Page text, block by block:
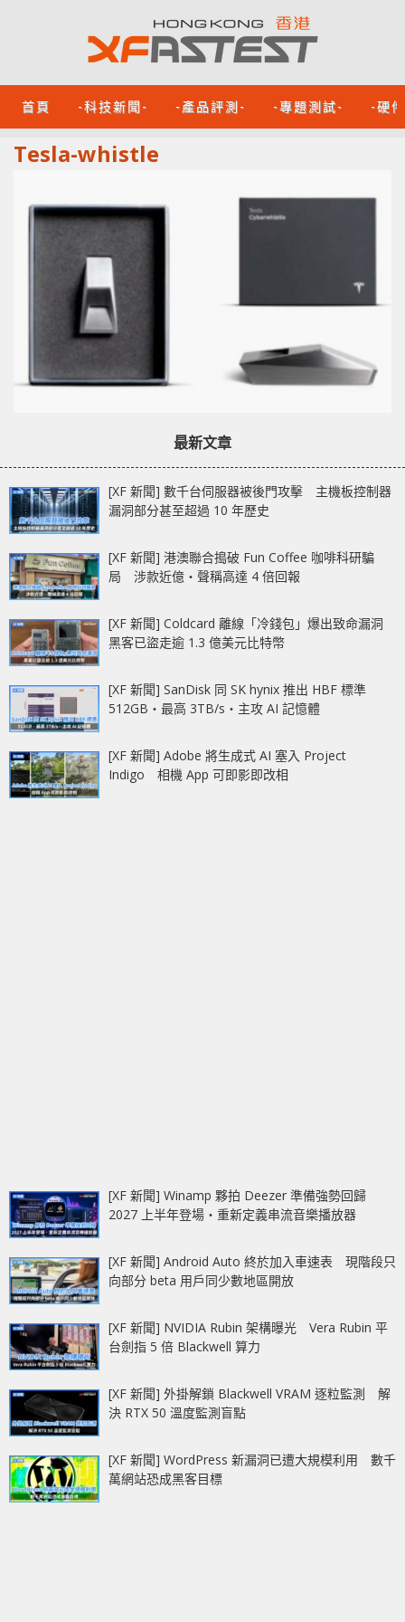
首頁 -科技新聞- -產品評測- -專題測試- -硬
Tesla-whistle
最新文章
[XF 新聞] 數千台伺服器被後門攻擊 主機板控制器
漏洞部分甚至超過 10 年歷史
[XF 新聞] 港澳聯合搗破 Fun Coffee 咖啡科研騙
局 涉款近億‧聲稱高達 4 倍回報
[XF 新聞] Coldcard 離線「冷錢包」爆出致命漏洞
黑客已盜走逾 1.3 億美元比特幣
[XF 新聞] SanDisk 同 SK hynix 推出 HBF 標準
512GB‧最高 3TB/s‧主攻 AI 記憶體
[XF 新聞] Adobe 將生成式 AI 塞入 Project
Indigo 相機 App 可即影即改相
[XF 新聞] Winamp 夥拍 Deezer 準備強勢回歸
2027 上半年登場‧重新定義串流音樂播放器
[XF 新聞] Android Auto 終於加入車速表 現階段只
向部分 beta 用戶同少數地區開放
[XF 新聞] NVIDIA Rubin 架構曝光 Vera Rubin 平
台劍指 5 倍 Blackwell 算力
[XF 新聞] 外掛解鎖 Blackwell VRAM 逐粒監測 解
決 RTX 50 溫度監測盲點
[XF 新聞] WordPress 新漏洞已遭大規模利用 數千
萬網站恐成黑客目標